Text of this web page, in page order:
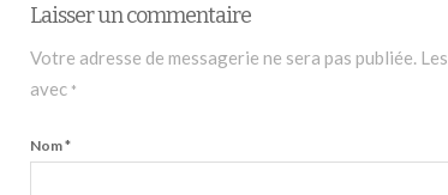
Laisser un commentaire
Votre adresse de messagerie ne sera pas publiée.
avec *
Nom*